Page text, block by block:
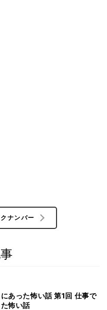
ナンバー
あった怖い話 第1回 仕事で
怖い話